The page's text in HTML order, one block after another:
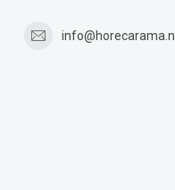
info@horecarama.nl